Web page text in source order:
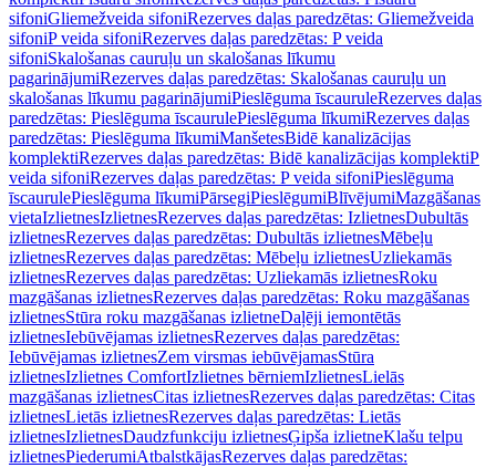
sifoniGliemežveida sifoniRezerves daļas paredzētas: Gliemežveida
sifoniP veida sifoniRezerves daļas paredzētas: P veida
sifoniSkalošanas cauruļu un skalošanas līkumu
pagarinājumiRezerves daļas paredzētas: Skalošanas cauruļu un
skalošanas līkumu pagarinājumiPieslēguma īscauruleRezerves daļas
paredzētas: Pieslēguma īscaurulePieslēguma līkumiRezerves daļas
paredzētas: Pieslēguma līkumiManšetesBidē kanalizācijas
komplektiRezerves daļas paredzētas: Bidē kanalizācijas komplektiP
veida sifoniRezerves daļas paredzētas: P veida sifoniPieslēguma
īscaurulePieslēguma līkumiPārsegiPieslēgumiBlīvējumiMazgāšanas
vietaIzlietnesIzlietnesRezerves daļas paredzētas: IzlietnesDubultās
izlietnesRezerves daļas paredzētas: Dubultās izlietnesMēbeļu
izlietnesRezerves daļas paredzētas: Mēbeļu izlietnesUzliekamās
izlietnesRezerves daļas paredzētas: Uzliekamās izlietnesRoku
mazgāšanas izlietnesRezerves daļas paredzētas: Roku mazgāšanas
izlietnesStūra roku mazgāšanas izlietneDaļēji iemontētās
izlietnesIebūvējamas izlietnesRezerves daļas paredzētas:
Iebūvējamas izlietnesZem virsmas iebūvējamasStūra
izlietnesIzlietnes ComfortIzlietnes bērniemIzlietnesLielās
mazgāšanas izlietnesCitas izlietnesRezerves daļas paredzētas: Citas
izlietnesLietās izlietnesRezerves daļas paredzētas: Lietās
izlietnesIzlietnesDaudzfunkciju izlietnesĢipša izlietneKlašu telpu
izlietnesPiederumiAtbalstkājasRezerves daļas paredzētas: